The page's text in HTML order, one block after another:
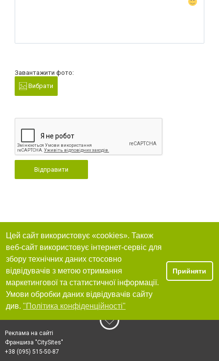
Завантажити фото:
Вибрати
Відправити
Цей сайт використовує «cookies». Також
веб-сайт використовує інтернет-сервіс для
збору технічних даних стосовно
відвідувачів з метою отримання
маркетингової та статистичної інформації.
Умови обробки даних відвідувачів сайту
див. "Політика конфіденційності"
Прийняти
Реклама на сайті
Франшиза "CitySites"
+38 (095) 515-50-87